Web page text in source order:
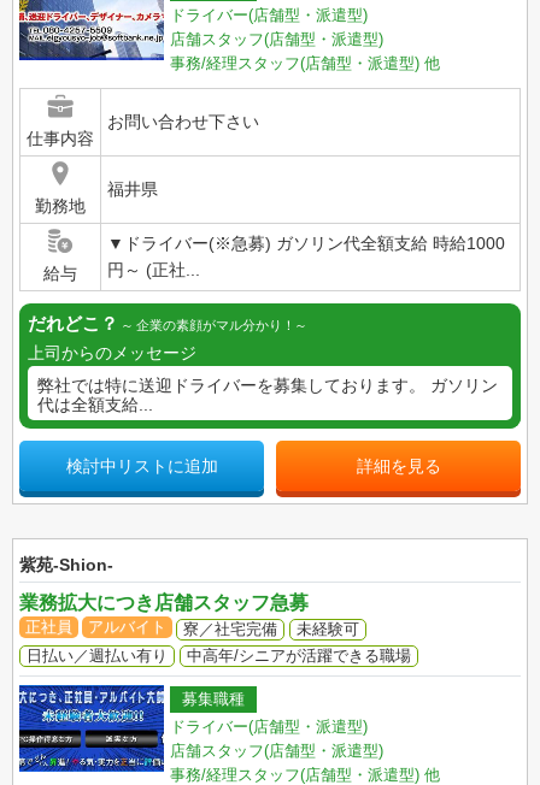
ドライバー(店舗型・派遣型)
店舗スタッフ(店舗型・派遣型)
事務/経理スタッフ(店舗型・派遣型) 他
仕事内容
お問い合わせ下さい
勤務地
福井県
給与
▼ドライバー(※急募) ガソリン代全額支給 時給1000
円～ (正社...
だれどこ？ 企業の素顔がマル分かり！
上司からのメッセージ
弊社では特に送迎ドライバーを募集しております。 ガソリン
代は全額支給...
検討中リストに追加 詳細を見る
紫苑-Shion-
業務拡大につき店舗スタッフ急募
正社員 アルバイト 寮／社宅完備
未経験可
日払い／週払い有り
中高年/シニアが活躍できる職場
募集職種
ドライバー(店舗型・派遣型)
店舗スタッフ(店舗型・派遣型)
事務/経理スタッフ(店舗型・派遣型) 他